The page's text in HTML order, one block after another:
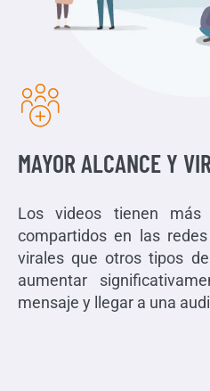
MAYOR ALCANCE Y
Los videos tienen más
compartidos en las
virales que otros tipos
aumentar
mensaje y llegar a una